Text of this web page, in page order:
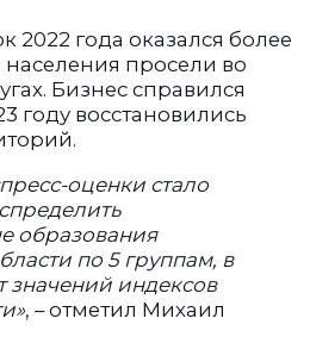
оценки стало
образования
по 5 группам, в
значений индексов
, – отметил Михаил
выделяются два